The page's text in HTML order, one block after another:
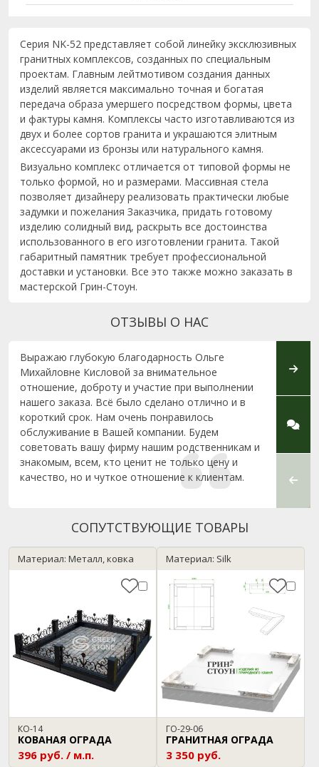
Серия NK-52 представляет собой линейку эксклюзивных
гранитных комплексов, созданных по специальным
проектам. Главным лейтмотивом создания данных
изделий является максимально точная и богатая
передача образа умершего посредством формы, цвета
и фактуры камня. Комплексы часто изготавливаются из
двух и более сортов гранита и украшаются элитным
аксессуарами из бронзы или натурального камня.
Визуально комплекс отличается от типовой формы не
только формой, но и размерами. Массивная стела
позволяет дизайнеру реализовать практически любые
задумки и пожелания Заказчика, придать готовому
изделию солидный вид, раскрыть все достоинства
использованного в его изготовлении гранита. Такой
габаритный памятник требует профессиональной
доставки и установки. Все это также можно заказать в
мастерской Грин-Стоун.
ОТЗЫВЫ О НАС
Выражаю глубокую благодарность Ольге
Михайловне Кисловой за внимательное
отношение, доброту и участие при выполнении
нашего заказа. Всё было сделано отлично и в
короткий срок. Нам очень понравилось
обслуживание в Вашей компании. Будем
советовать вашу фирму нашим родственникам и
знакомым, всем, кто ценит не только цену и
качество, но и чуткое отношение к клиентам.
СОПУТСТВУЮЩИЕ ТОВАРЫ
Материал: Металл, ковка
КО-14
КОВАНАЯ ОГРАДА
396 руб. / м.п.
Материал: Silk
ГО-29-06
ГРАНИТНАЯ ОГРАДА
3 350 руб.